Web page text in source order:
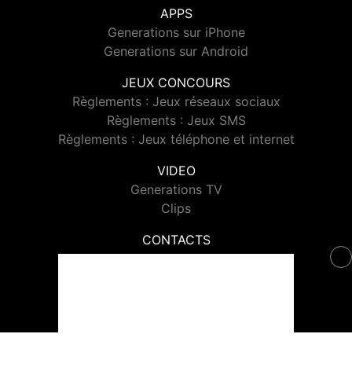
APPS
Generations sur iPhone
Generations sur Android
JEUX CONCOURS
Règlements : Jeux réseaux sociaux
Règlements : Jeux SMS
Règlements : Jeux téléphone et internet
VIDEO
Generations TV
Clips
CONTACTS
Contacter Generations